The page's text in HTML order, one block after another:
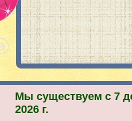
Мы существуем с 7
2026 г.